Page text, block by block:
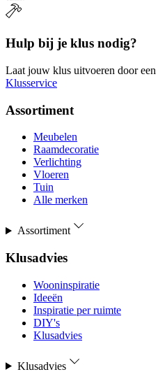
Hulp bij je klus nodig?
Laat jouw klus uitvoeren door
Klusservice
Assortiment
Meubelen
Raamdecoratie
Verlichting
Vloeren
Tuin
Alle merken
Assortiment
Klusadvies
Wooninspiratie
Ideeën
Inspiratie per ruimte
DIY's
Klusadvies
Klusadvies